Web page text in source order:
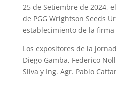
25 de Setiembre de 2024,
de PGG Wrightson Seeds
establecimiento de la
Los expositores de la
Diego Gamba, Federico
Silva y Ing. Agr. Pablo